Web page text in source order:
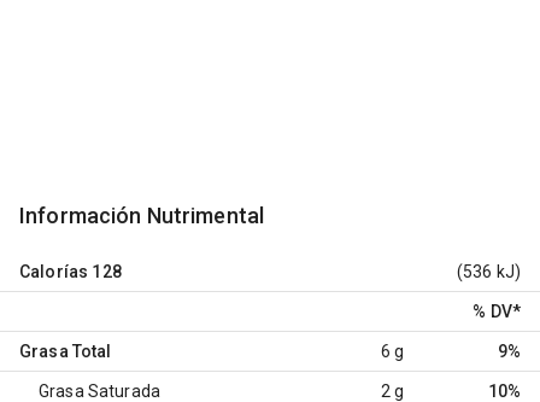
Información Nutrimental
Calorías 128 (536 kJ)
% DV*
Grasa Total 6 g 9%
Grasa Saturada 2 g 10%